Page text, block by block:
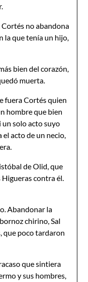
Cortés no abandona
la que tenía un hijo,
bien del corazón,
muerta.
fuera Cortés quien
hombre que bien
solo acto suyo
el acto de un necio,
de Olid, que
Higueras contra él.
Abandonar la
chirino, Sal
que poco tardaron
que sintiera
y sus hombres,